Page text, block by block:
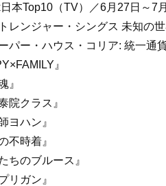
日本Top10（TV）／6月27日～7
レンジャー・シングス 未知の世
パー・ハウス・コリア: 統一通
』
』
院クラス』
ヨハン』
不時着』
ちのブルース』
リガン』